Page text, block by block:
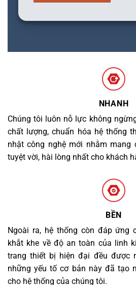
NHANH
Chúng tôi luôn nỗ lực không
chất lượng, chuẩn hóa hệ thống
nhật công nghệ mới nhằm mang
tuyệt vời, hài lòng nhất cho khách
BỀN
Ngoài ra, hệ thống còn đáp ứng
khắt khe về độ an toàn của linh
trang thiết bị hiện đại đều được
những yếu tố cơ bản này đã tạo
cho hệ thống của chúng tôi.